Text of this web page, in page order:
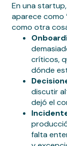
En una
aparece como
como otra
críticos,
dónde
discutir
dejó el
falta